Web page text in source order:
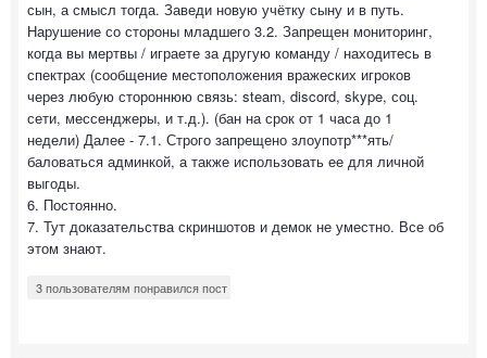
сын, а смысл тогда. Заведи новую учётку сыну и в путь.
Нарушение со стороны младшего 3.2. Запрещен мониторинг,
когда вы мертвы / играете за другую команду / находитесь в
спектрах (сообщение местоположения вражеских игроков
через любую стороннюю связь: steam, discord, skype, соц.
сети, мессенджеры, и т.д.). (бан на срок от 1 часа до 1
недели) Далее - 7.1. Строго запрещено злоупотр***ять/
баловаться админкой, а также использовать ее для личной
выгоды.
6. Постоянно.
7. Тут доказательства скриншотов и демок не уместно. Все об
этом знают.
3 пользователям понравился пост